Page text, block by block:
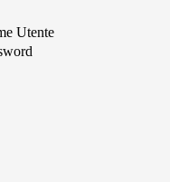
Utente